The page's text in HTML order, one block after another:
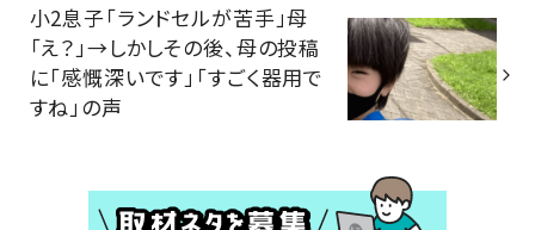
小2息子「ランドセルが苦手」母
「え？」→しかしその後、母の投稿
に「感慨深いです」「すごく器用で
すね」の声